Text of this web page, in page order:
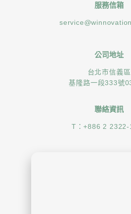
服務信箱
公司地址
台北市信義區
基隆路一段333號
聯絡資訊
T：+886 2 2322-